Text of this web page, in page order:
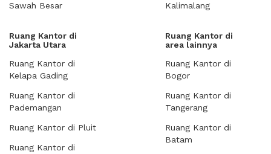
Sawah Besar
Kalimalang
Ruang Kantor di
Jakarta Utara
Ruang Kantor di
Kelapa Gading
Ruang Kantor di
Pademangan
Ruang Kantor di Pluit
Ruang Kantor di
Ruang Kantor di
area lainnya
Ruang Kantor di
Bogor
Ruang Kantor di
Tangerang
Ruang Kantor di
Batam